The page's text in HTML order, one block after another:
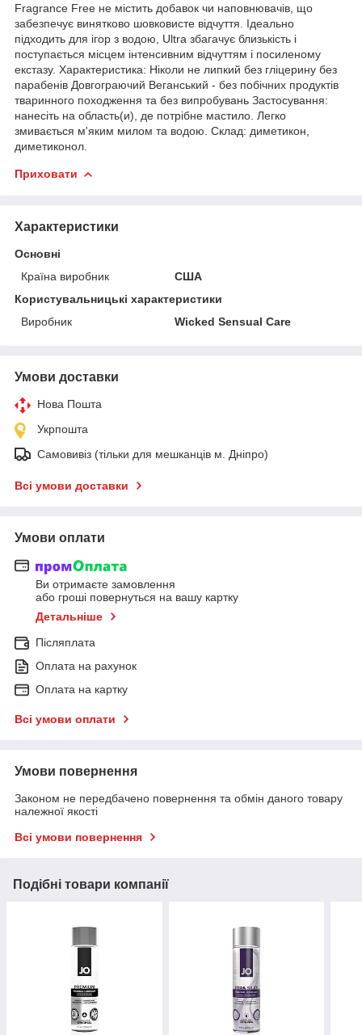
Fragrance Free не містить добавок чи наповнювачів, що
забезпечує винятково шовковисте відчуття. Ідеально
підходить для ігор з водою, Ultra збагачує близькість і
поступається місцем інтенсивним відчуттям і посиленому
екстазу. Характеристика: Ніколи не липкий без гліцерину без
парабенів Довгограючий Веганський - без побічних продуктів
тваринного походження та без випробувань Застосування:
нанесіть на область(и), де потрібне мастило. Легко
змивається м'яким милом та водою. Склад: диметикон,
диметиконол.
Приховати
Характеристики
Основні
Країна виробник
США
Користувальницькі характеристики
Виробник
Wicked Sensual Care
Умови доставки
Нова Пошта
Укрпошта
Самовивіз (тільки для мешканців м. Дніпро)
Всі умови доставки
Умови оплати
Ви отримаєте замовлення
або гроші повернуться на вашу картку
Детальніше
Післяплата
Оплата на рахунок
Оплата на картку
Всі умови оплати
Умови повернення
Законом не передбачено повернення та обмін даного товару
належної якості
Всі умови повернення
Подібні товари компанії